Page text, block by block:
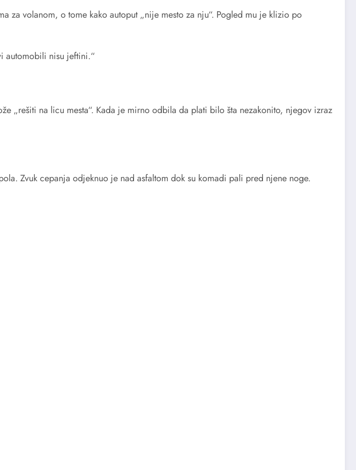
za volanom, o tome kako autoput „nije mesto za nju“. Pogled mu je klizio po
automobili nisu jeftini.“
„rešiti na licu mesta“. Kada je mirno odbila da plati bilo šta nezakonito, njegov izraz
Zvuk cepanja odjeknuo je nad asfaltom dok su komadi pali pred njene noge.